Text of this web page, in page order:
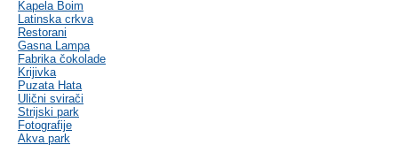
Kapela Boim
Latinska crkva
Restorani
Gasna Lampa
Fabrika čokolade
Krijivka
Puzata Hata
Ulični svirači
Strijski park
Fotografije
Akva park